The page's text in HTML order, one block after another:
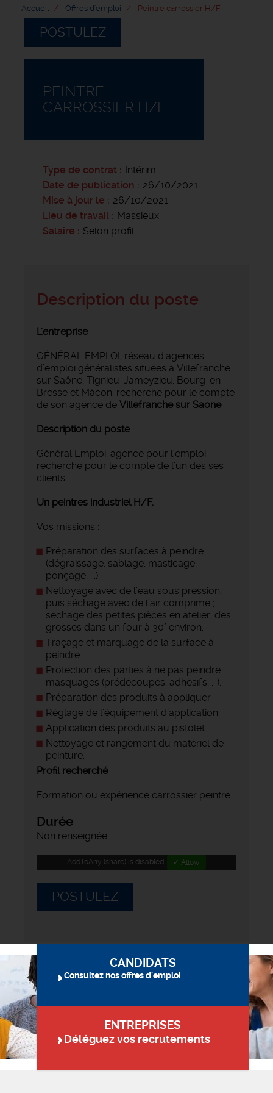
Accueil Offres d'emploi Peintre carrossier H/F
POSTULEZ
PEINTRE
CARROSSIER H/F
Type de contrat
Intérim
Date de publication
26/10/2021
Mise à jour le
26/10/2021
Lieu de travail
Massieux
Salaire
Selon profil
Description du poste
L'entreprise
GÉNÉRAL EMPLOI, réseau d'agences
d’emploi généralistes situées à Villefranche
sur Saône, Tignieu-Jameyzieu, Bourg-en-
Bresse et Mâcon, recherche pour le compte
de son agence de Villefranche sur Saone
Description du poste
Général Emploi, agence pour l'emploi
recherche pour le compte de l'un des ses
clients
Un peintres industriel H/F.
Vos missions :
Préparation des surfaces à peindre
(dégraissage, sablage, masticage,
ponçage, ...).
Nettoyage avec de l’eau sous pression,
puis séchage avec de l’air comprimé ;
séchage des petites pièces en atelier, des
grosses dans un four à 30° environ.
Traçage et marquage de la surface à
peindre.
Protection des parties à ne pas peindre :
masquages (prédécoupés, adhésifs, ...).
Préparation des produits à appliquer
Réglage de l’équipement d’application.
Application des produits au pistolet
Nettoyage et rangement du matériel de
peinture.
Profil recherché
Formation ou expérience carrossier peintre
Durée
Non renseignée
AddToAny (share) is disabled. ✓ Allow
POSTULEZ
CANDIDATS
Consultez nos offres d'emploi
ENTREPRISES
Déléguez vos recrutements